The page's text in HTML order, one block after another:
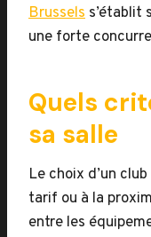
Brussels s’établit
une forte
Quels
sa salle
Le choix d’un
tarif ou à la
entre les